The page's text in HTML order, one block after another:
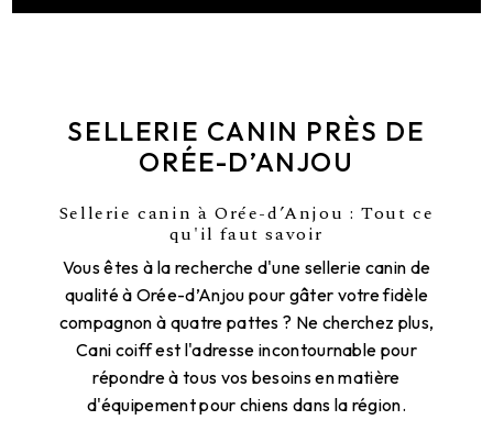
SELLERIE CANIN PRÈS DE
ORÉE-D’ANJOU
Sellerie canin à Orée-d’Anjou : Tout ce
qu'il faut savoir
Vous êtes à la recherche d'une sellerie canin de
qualité à Orée-d’Anjou pour gâter votre fidèle
compagnon à quatre pattes ? Ne cherchez plus,
Cani coiff est l'adresse incontournable pour
répondre à tous vos besoins en matière
d'équipement pour chiens dans la région.